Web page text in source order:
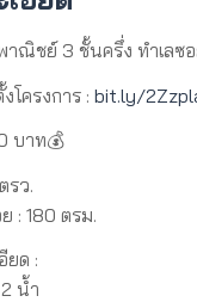
าณิชย์ 3 ชั้นครึ่ง ทำเลซ
โครงการ : bit.ly/
บาท💰
รว.
: 180 ตรม.
ยด :
น้ำ